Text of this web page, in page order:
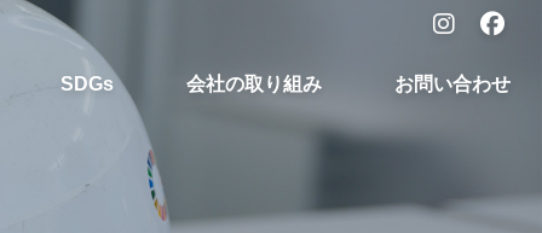
SDGs 会社の取り組み お問い合わせ